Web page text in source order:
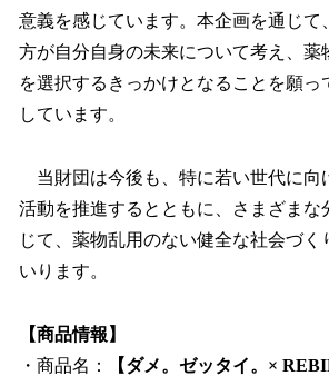
意義を感じています。本企画を通じて
方が自分自身の未来について考え、薬
を選択するきっかけとなることを願っ
しています。
当財団は今後も、特に若い世代に向
活動を推進するとともに、さまざまな
じて、薬物乱用のない健全な社会づく
いります。
【商品情報】
・商品名：
【ダメ。ゼッタイ。×